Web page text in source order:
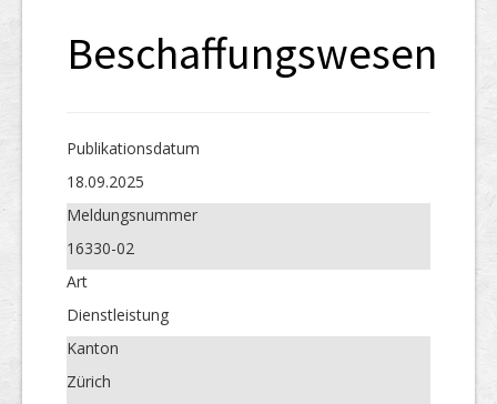
Beschaffungswesen
Publikations­datum
18.09.2025
Meldungs­nummer
16330-02
Art
Dienstleistung
Kanton
Zürich